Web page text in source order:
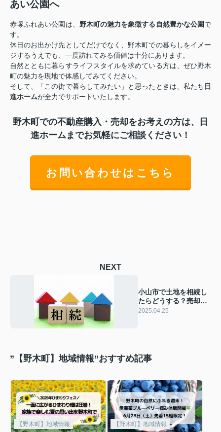
あい公園へ
赤塚ふれあい公園は、 野木町の魅力を象徴する自然豊かな公園で
す。
休日のお出かけ先としてだけでなく、野木町での暮らしをイメー
ジするうえでも、一度訪れてみる価値は十分にあります。
自然とともに暮らすライフスタイルを求めている方は、ぜひ野木
町の魅力を現地で体感してみてください。
そして、「この街で暮らしてみたい」と思ったときは、私たち 日
進ホームが全力でサポートいたします。
野木町での不動産購入・売却をお考えの方は、日
進ホームまでお気軽にご相談ください！
お問い合わせはこちら
NEXT
小山市で土地を相続し
たらどうする？売却や
相続税を解説
2025.04.25
”【野木町】地域情報”おすすめ記事
【野木町】地域情報 【野木町】地域情報